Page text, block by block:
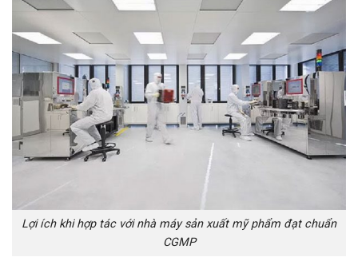
Lợi ích khi hợp tác với nhà máy sản xuất mỹ phẩm đạt chuẩn
CGMP